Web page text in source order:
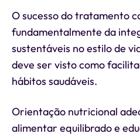
O sucesso do tratamento
fundamentalmente da
sustentáveis no estilo de
deve ser visto como
hábitos saudáveis.
Orientação nutricional
alimentar equilibrado e